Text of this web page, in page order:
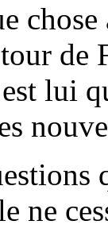
tour
lui
ne